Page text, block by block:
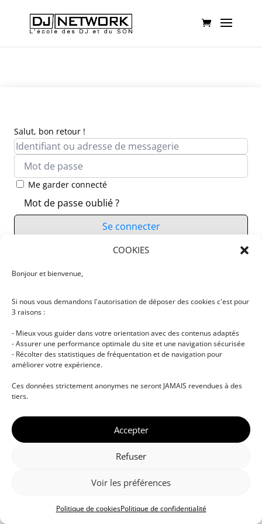
COOKIES
Bonjour et bienvenue,
Si nous vous demandons l'autorisation de déposer des cookies c'est pour
3 raisons :
- Mieux vous guider dans votre orientation avec des contenus adaptés
- Assurer une performance optimale du site et une navigation sécurisée
- Récolter des statistiques de fréquentation et de navigation pour
améliorer votre expérience.
Ces données strictement anonymes ne seront JAMAIS revendues à des
tiers.
Accepter
Refuser
Voir les préférences
Politique de cookiesPolitique de confidentialité
Salut, bon retour !
Me garder connecté
Mot de passe oublié ?
Se connecter
Vous n’avez pas de compte ?
musicale • Certifications professionnelles • Paris •